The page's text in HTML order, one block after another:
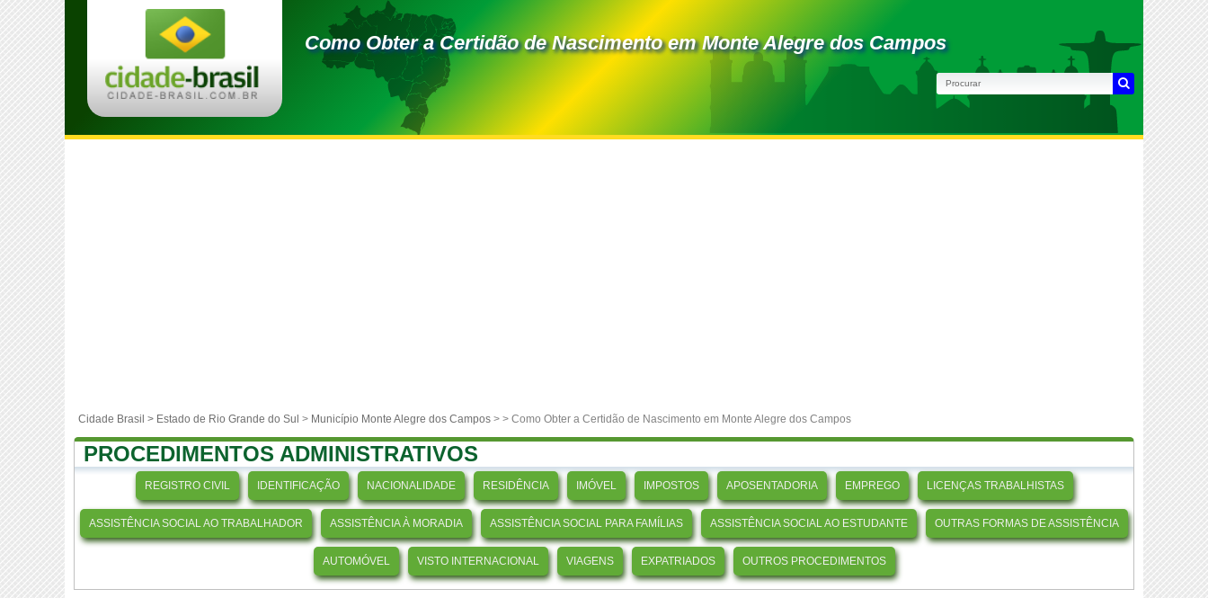
Como Obter a Certidão de Nascimento em Monte Alegre dos Campos
Cidade Brasil > Estado de Rio Grande do Sul > Município Monte Alegre dos Campos > > Como Obter a Certidão de Nascimento em Monte Alegre dos Campos
PROCEDIMENTOS ADMINISTRATIVOS
REGISTRO CIVIL IDENTIFICAÇÃO NACIONALIDADE RESIDÊNCIA IMÓVEL IMPOSTOS APOSENTADORIA EMPREGO LICENÇAS TRABALHISTAS
ASSISTÊNCIA SOCIAL AO TRABALHADOR ASSISTÊNCIA À MORADIA ASSISTÊNCIA SOCIAL PARA FAMÍLIAS ASSISTÊNCIA SOCIAL AO ESTUDANTE OUTRAS FORMAS DE ASSISTÊNCIA
AUTOMÓVEL VISTO INTERNACIONAL VIAGENS EXPATRIADOS OUTROS PROCEDIMENTOS